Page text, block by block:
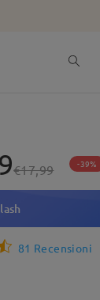
€17,99 -39%
81 Recensioni